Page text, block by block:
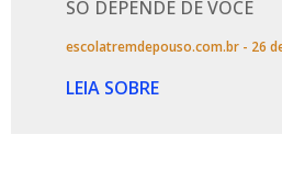
SÓ DEPENDE DE VOCÊ
escolatremdepouso.com.br 26
LEIA SOBRE